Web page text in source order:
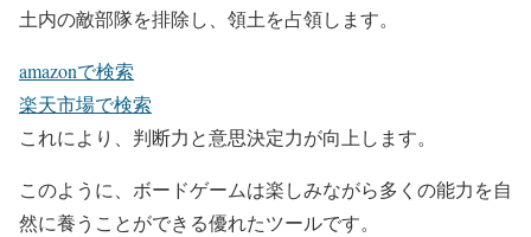
土内の敵部隊を排除し、領土を占領します。
amazonで検索
楽天市場で検索
これにより、判断力と意思決定力が向上します。
このように、ボードゲームは楽しみながら多くの能力を自
然に養うことができる優れたツールです。